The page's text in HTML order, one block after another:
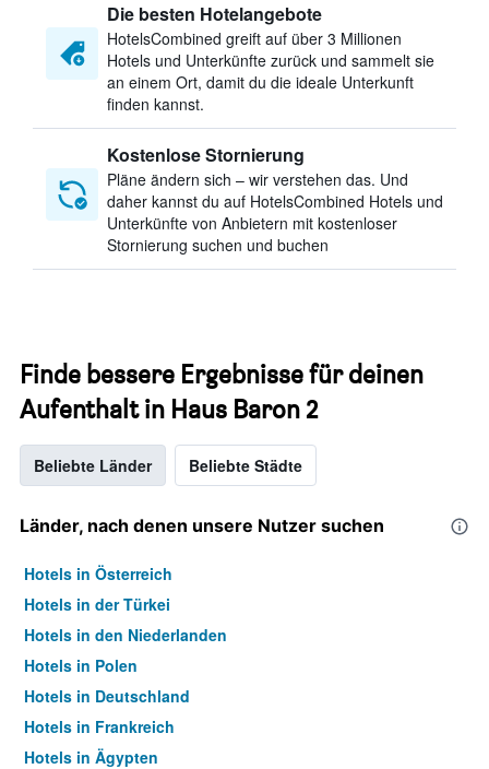
Die besten Hotelangebote
HotelsCombined greift auf über 3 Millionen
Hotels und Unterkünfte zurück und sammelt sie
an einem Ort, damit du die ideale Unterkunft
finden kannst.
Kostenlose Stornierung
Pläne ändern sich – wir verstehen das. Und
daher kannst du auf HotelsCombined Hotels und
Unterkünfte von Anbietern mit kostenloser
Stornierung suchen und buchen
Finde bessere Ergebnisse für deinen
Aufenthalt in Haus Baron 2
Beliebte Länder Beliebte Städte
Länder, nach denen unsere Nutzer suchen
Hotels in Österreich
Hotels in der Türkei
Hotels in den Niederlanden
Hotels in Polen
Hotels in Deutschland
Hotels in Frankreich
Hotels in Ägypten